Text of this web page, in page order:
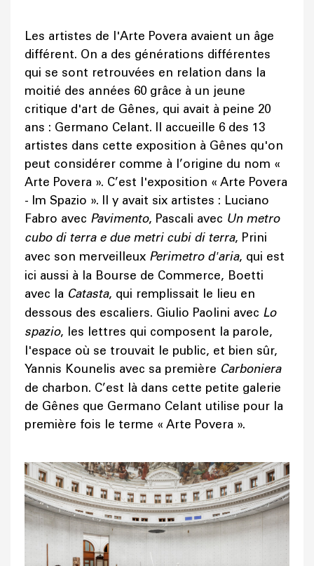
Les artistes de l'Arte Povera avaient un âge
différent. On a des générations différentes
qui se sont retrouvées en relation dans la
moitié des années 60 grâce à un jeune
critique d'art de Gênes, qui avait à peine 20
ans : Germano Celant. Il accueille 6 des 13
artistes dans cette exposition à Gênes qu'on
peut considérer comme à l’origine du nom «
Arte Povera ». C’est l'exposition « Arte Povera
- Im Spazio ». Il y avait six artistes : Luciano
Fabro avec Pavimento, Pascali avec Un metro
cubo di terra e due metri cubi di terra, Prini
avec son merveilleux Perimetro d'aria, qui est
ici aussi à la Bourse de Commerce, Boetti
avec la Catasta, qui remplissait le lieu en
dessous des escaliers. Giulio Paolini avec Lo
spazio, les lettres qui composent la parole,
l'espace où se trouvait le public, et bien sûr,
Yannis Kounelis avec sa première Carboniera
de charbon. C’est là dans cette petite galerie
de Gênes que Germano Celant utilise pour la
première fois le terme « Arte Povera ».